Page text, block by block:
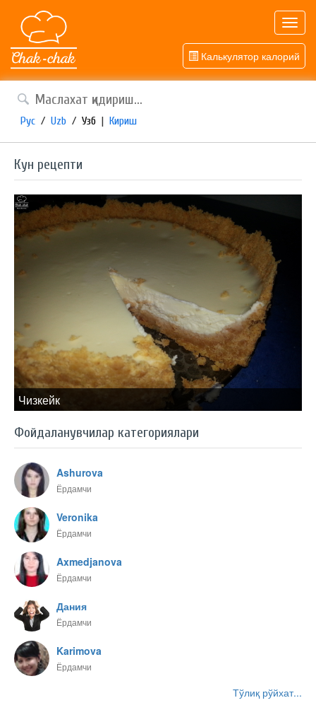
Калькулятор калорий
Рус / Uzb / Узб | Кириш
Кун рецепти
Чизкейк
Фойдаланувчилар категориялари
Ashurova
Ёрдамчи
Veronika
Ёрдамчи
Axmedjanova
Ёрдамчи
Дания
Ёрдамчи
Karimova
Ёрдамчи
Тўлиқ рўйхат...